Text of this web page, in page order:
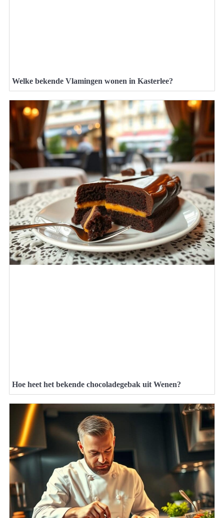
Welke bekende Vlamingen wonen in Kasterlee?
Hoe heet het bekende chocoladegebak uit Wenen?